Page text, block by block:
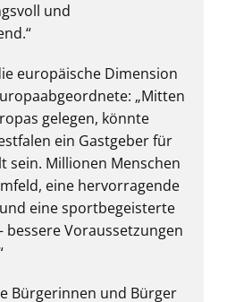
und
europäische Dimension
„Mitten
gelegen, könnte
ein Gastgeber für
sein. Millionen Menschen
eine hervorragende
eine sportbegeisterte
bessere Voraussetzungen
Bürgerinnen und Bürger